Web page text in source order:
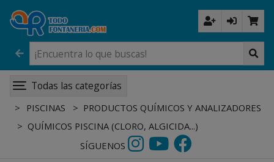
Todas las categorías
PISCINAS
PRODUCTOS QUÍMICOS Y ANALIZADORES
QUÍMICOS PISCINA (CLORO, ALGICIDA...)
SÍGUENOS